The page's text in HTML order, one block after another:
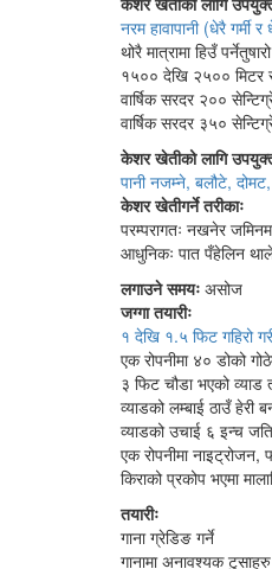
नरम हावापानी (धेरै गर्मी
थोरै मात्रामा हिउँ
१५०० देखि २५०० मिटर
वार्षिक सरदर २००
वार्षिक सरदर ३५०
केशर खेतीको लागि
पानी नजम्ने, बलौटे,
केशर खेतीगर्ने तरीकाः
परम्परागतः नखनेर
आधुनिकः पात पँहेलिन
लगाउने समयः असोज
जग्गा तयारीः
१ देखि १.५ फिट गहिरो
एक रोपनीमा ४० डोको
३ फिट चौडा भएको व्याड
व्याडको लम्बाई ठाउँ हेरी
व्याडको उचाई ६ इन्च
एक रोपनीमा नाइट्रोजन,
किराको प्रकोप भएमा
तयारीः
गाना ग्रेडिङ गर्ने
गानामा अनावश्यक